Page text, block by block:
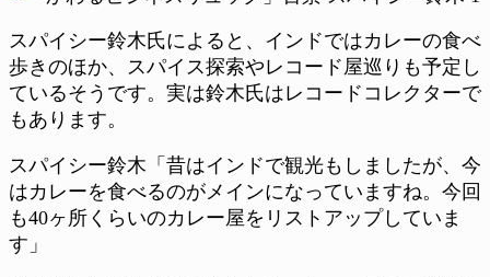
スパイシー鈴木氏によると、インドではカレーの食べ
歩きのほか、スパイス探索やレコード屋巡りも予定し
ているそうです。実は鈴木氏はレコードコレクターで
もあります。
スパイシー鈴木「昔はインドで観光もしましたが、今
はカレーを食べるのがメインになっていますね。今回
も40ヶ所くらいのカレー屋をリストアップしていま
す」